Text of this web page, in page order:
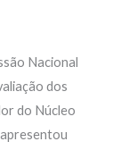
Nacional
dos
do Núcleo